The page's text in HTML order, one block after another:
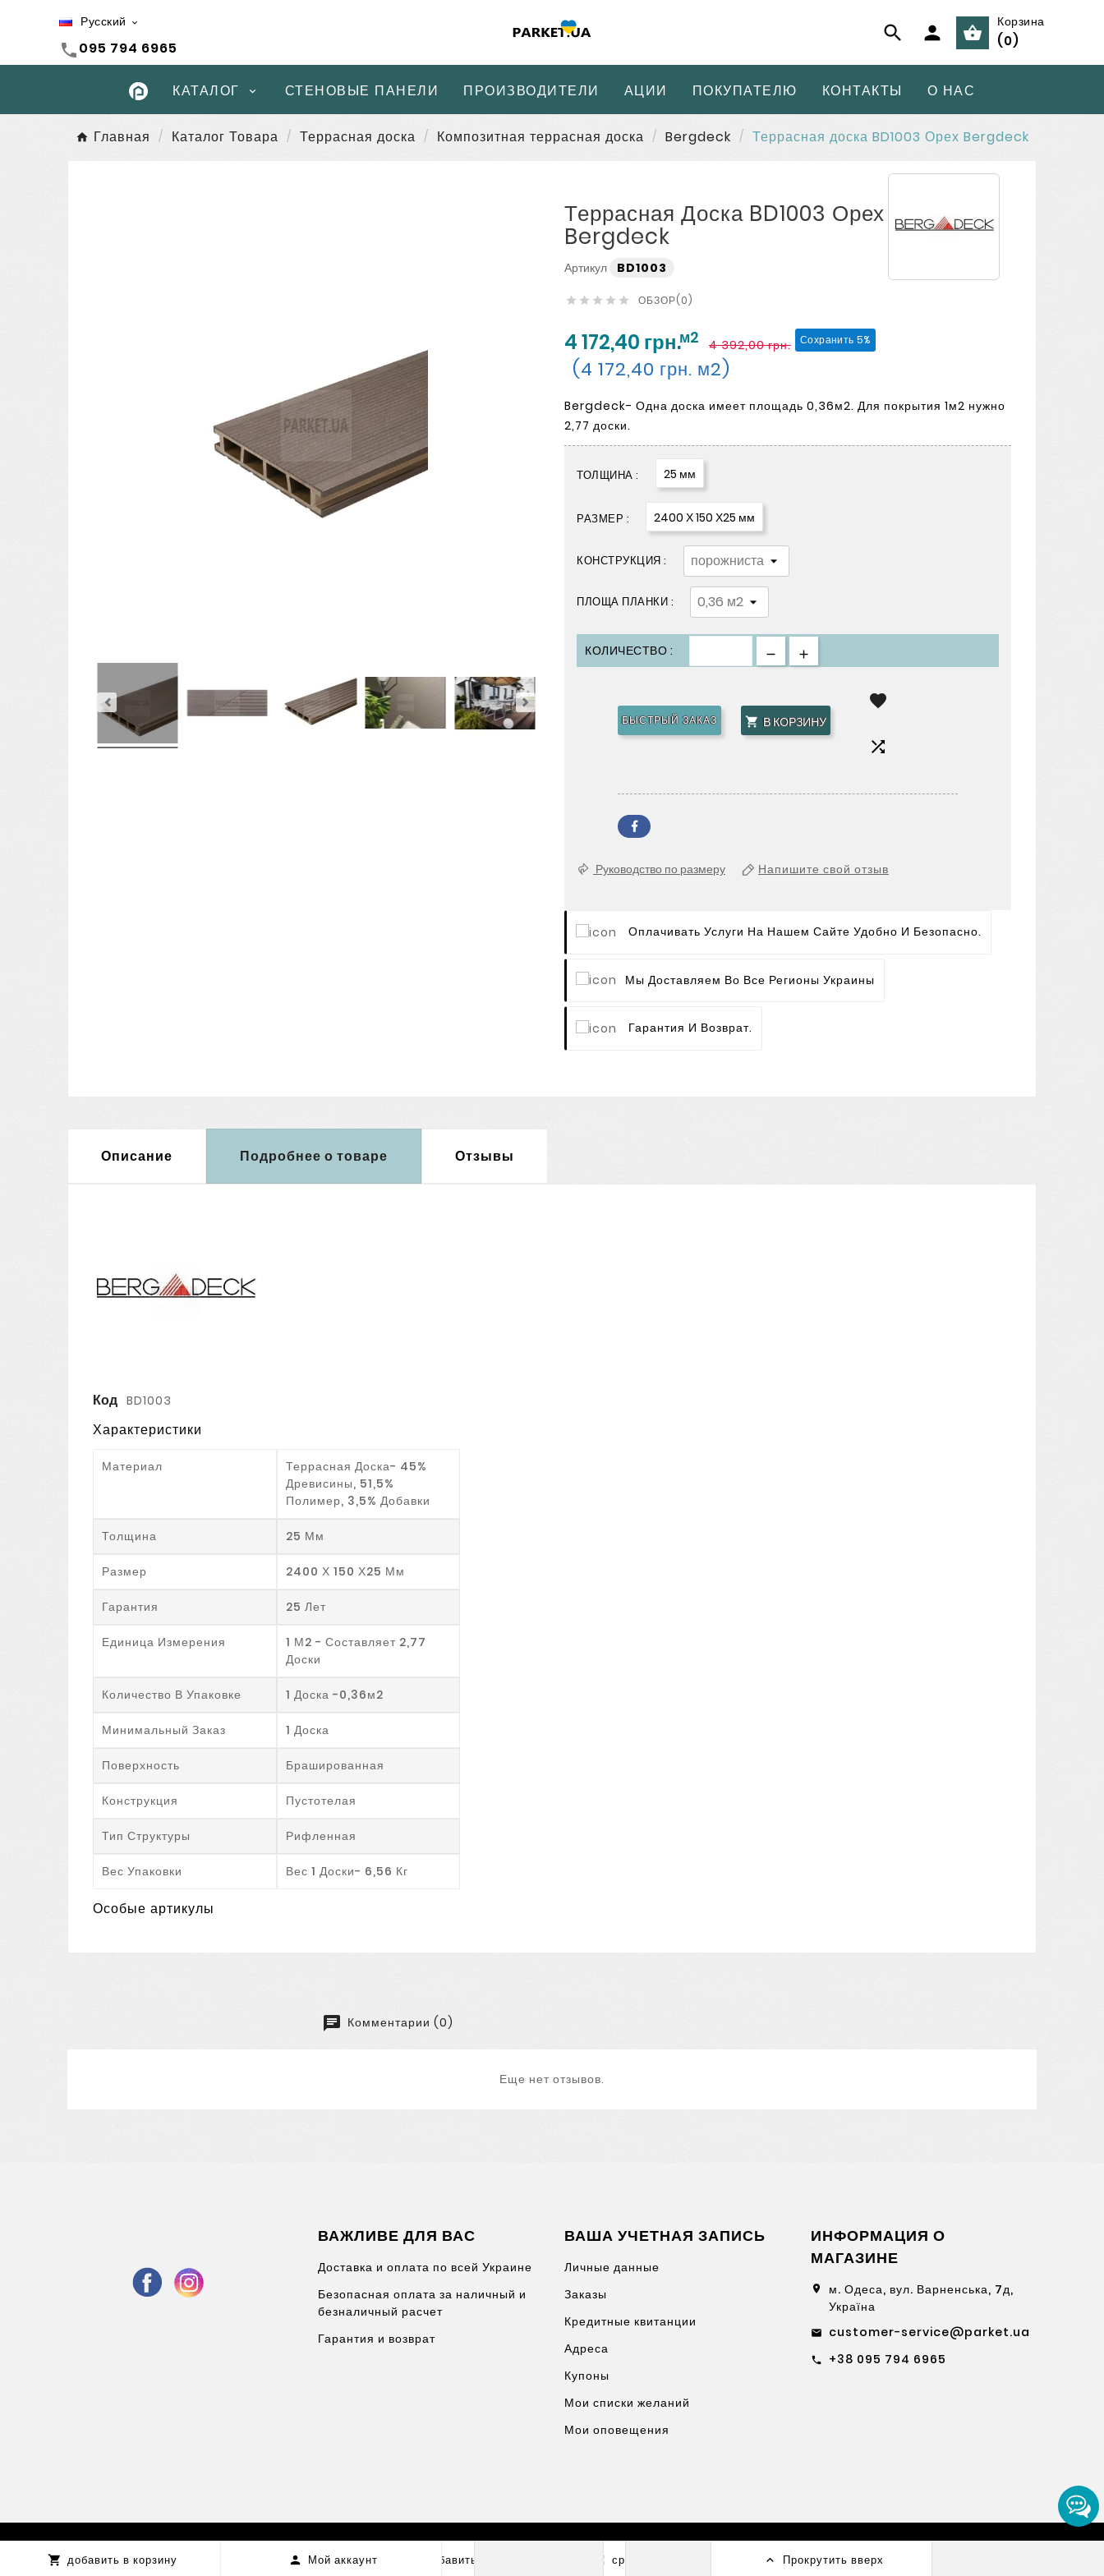
Русский 
call095 794 6965
  
Корзина
(0)
КАТАЛОГ СТЕНОВЫЕ ПАНЕЛИ ПРОИЗВОДИТЕЛИ АЦИИ ПОКУПАТЕЛЮ КОНТАКТЫ О НАС
Главная Каталог Товара Террасная доска Композитная террасная доска Bergdeck Террасная доска BD1003 Орех Bergdeck
Террасная Доска BD1003 Орех
Bergdeck
Артикул BD1003
     ОБЗОР(0)
4 172,40 грн.м2 4 392,00 грн. Сохранить 5%
(4 172,40 грн. м2)
Bergdeck- Одна доска имеет площадь 0,36м2. Для покрытия 1м2 нужно
2,77 доски.
ТОЛЩИНА : 25 мм
РАЗМЕР : 2400 Х 150 Х25 мм
КОНСТРУКЦИЯ :
ПЛОЩА ПЛАНКИ :
КОЛИЧЕСТВО :
 В КОРЗИНУ
БЫСТРЫЙ ЗАКАЗ


Руководство по размеру Напишите свой отзыв
Оплачивать Услуги На Нашем Сайте Удобно И Безопасно.
Мы Доставляем Во Все Регионы Украины
Гарантия И Возврат.
Описание Подробнее о товаре Отзывы
Код BD1003
Характеристики
Материал
Террасная Доска- 45%
Древисины, 51,5%
Полимер, 3,5% Добавки
Толщина 25 Мм
Размер 2400 Х 150 Х25 Мм
Гарантия 25 Лет
Единица Измерения
1 М2 - Составляет 2,77
Доски
Количество В Упаковке 1 Доска -0,36м2
Минимальный Заказ 1 Доска
Поверхность Брашированная
Конструкция Пустотелая
Тип Структуры Рифленная
Вес Упаковки Вес 1 Доски- 6,56 Кг
Особые артикулы
Комментарии (0)
Еще нет отзывов.
ВАЖЛИВЕ ДЛЯ ВАС
Доставка и оплата по всей Украине
Безопасная оплата за наличный и
безналичный расчет
Гарантия и возврат
ВАША УЧЕТНАЯ ЗАПИСЬ
Личные данные
Заказы
Кредитные квитанции
Адреса
Купоны
Мои списки желаний
Мои оповещения
ИНФОРМАЦИЯ О
МАГАЗИНЕ
location_on
м. Одеса, вул. Варненська, 7д,
Україна
email customer-service@parket.ua
call +38 095 794 6965
 добавить в корзину  Мой аккаунт добавить в корзину  сравнить  Прокрутить вверх